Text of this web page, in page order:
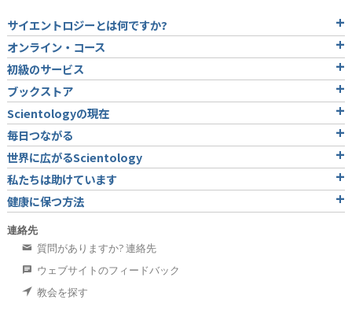
サイエントロジーとは何ですか?
オンライン・コース
初級のサービス
ブックストア
Scientologyの現在
毎日つながる
世界に広がるScientology
私たちは助けています
健康に保つ方法
連絡先
質問がありますか? 連絡先
ウェブサイトのフィードバック
教会を探す